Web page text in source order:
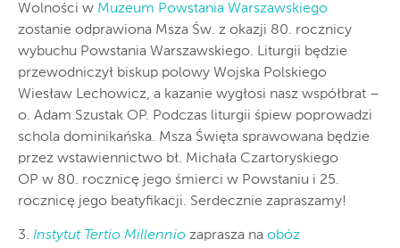
Wolności w Muzeum Powstania Warszawskiego
zostanie odprawiona Msza Św. z okazji 80. rocznicy
wybuchu Powstania Warszawskiego. Liturgii będzie
przewodniczył biskup polowy Wojska Polskiego
Wiesław Lechowicz, a kazanie wygłosi nasz współbrat –
o. Adam Szustak OP. Podczas liturgii śpiew poprowadzi
schola dominikańska. Msza Święta sprawowana będzie
przez wstawiennictwo bł. Michała Czartoryskiego
OP w 80. rocznicę jego śmierci w Powstaniu i 25.
rocznicę jego beatyfikacji. Serdecznie zapraszamy!
3. Instytut Tertio Millennio zaprasza na obóz